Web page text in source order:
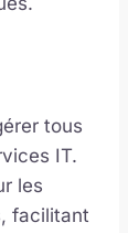
tous
IT.
les
facilitant